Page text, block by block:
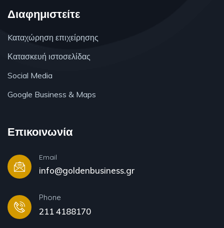
Διαφημιστείτε
Kαταχώρηση επιχείρησης
Κατασκευή ιστοσελίδας
Social Media
Google Business & Maps
Επικοινωνία
Email
info@goldenbusiness.gr
Phone
211 4188170